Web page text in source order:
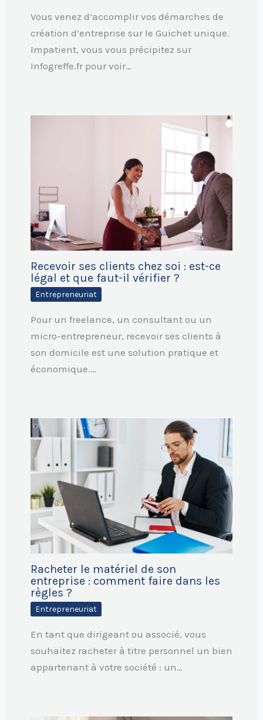
Vous venez d’accomplir vos démarches de
création d’entreprise sur le Guichet unique.
Impatient, vous vous précipitez sur
Infogreffe.fr pour voir…
Recevoir ses clients chez soi : est-ce
légal et que faut-il vérifier ?
Entrepreneuriat
Pour un freelance, un consultant ou un
micro-entrepreneur, recevoir ses clients à
son domicile est une solution pratique et
économique.…
Racheter le matériel de son
entreprise : comment faire dans les
règles ?
Entrepreneuriat
En tant que dirigeant ou associé, vous
souhaitez racheter à titre personnel un bien
appartenant à votre société : un…